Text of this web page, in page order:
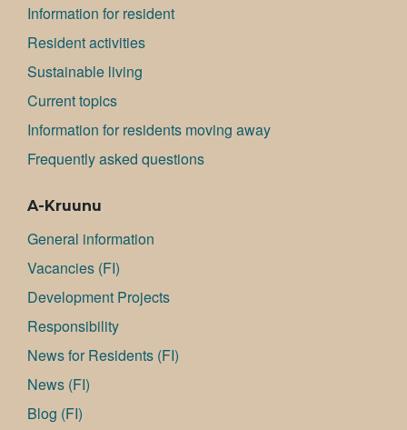
Information for resident
Resident activities
Sustainable living
Current topics
Information for residents moving away
Frequently asked questions
A-Kruunu
General information
Va­can­cies (FI)
Development Projects
Responsibility
News for Residents (FI)
News (FI)
Blog (FI)